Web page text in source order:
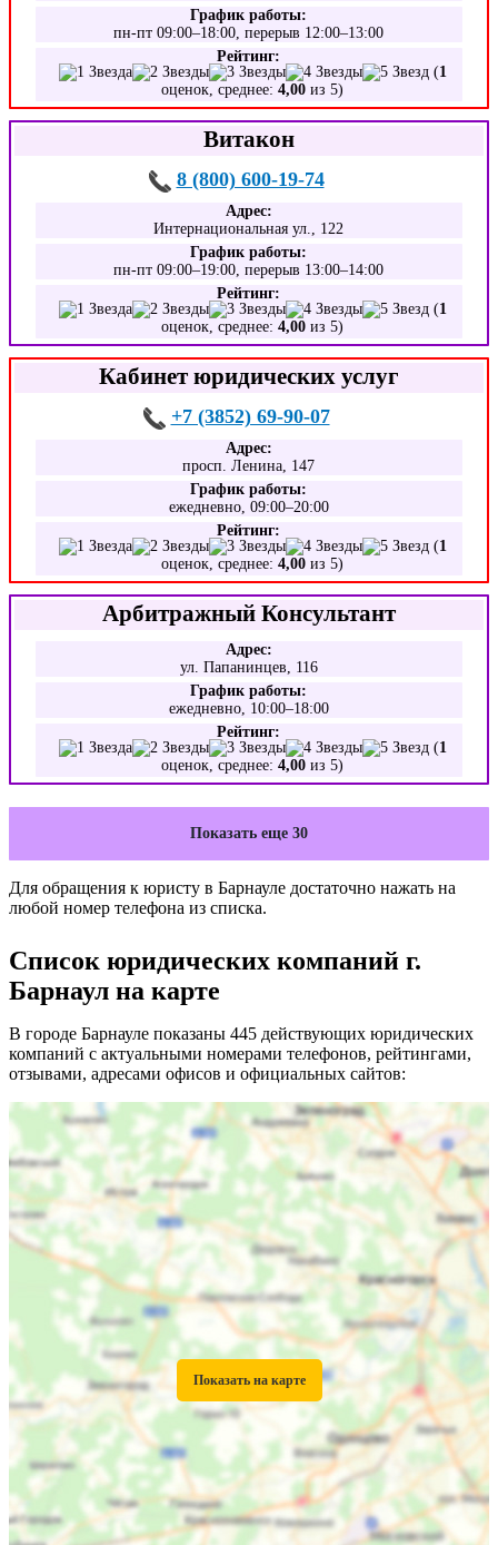
График работы:
пн-пт 09:00–18:00, перерыв 12:00–13:00
Рейтинг:
(1
оценок, среднее:4,00 из 5)
Витакон
8 (800) 600-19-74
Адрес:
Интернациональная ул., 122
График работы:
пн-пт 09:00–19:00, перерыв 13:00–14:00
Рейтинг:
(1
оценок, среднее:4,00 из 5)
Кабинет юридических услуг
+7 (3852) 69-90-07
Адрес:
просп. Ленина, 147
График работы:
ежедневно, 09:00–20:00
Рейтинг:
(1
оценок, среднее:4,00 из 5)
Арбитражный Консультант
Адрес:
ул. Папанинцев, 116
График работы:
ежедневно, 10:00–18:00
Рейтинг:
(1
оценок, среднее:4,00 из 5)
Показать еще 30
Для обращения к юристу в Барнауле достаточно нажать на
любой номер телефона из списка.
Список юридических компаний г.
Барнаул на карте
В городе Барнауле показаны 445 действующих юридических
компаний с актуальными номерами телефонов, рейтингами,
отзывами, адресами офисов и официальных сайтов: